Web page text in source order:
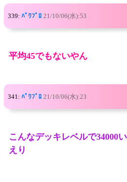
339: ﾊﾟﾜﾌﾟﾛ 21/10/06(水):53
平均45でもないやん
341: ﾊﾟﾜﾌﾟﾛ 21/10/06(水):23
こんなデッキレベルで34000
えり